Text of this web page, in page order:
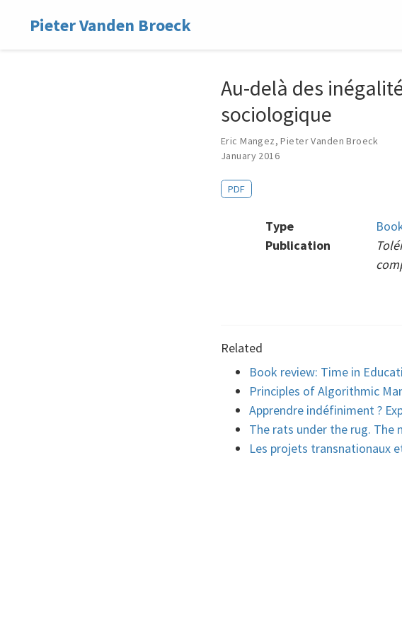
Pieter Vanden Broeck
Au-delà des
sociologique
Eric Mangez,Pieter Vanden Broeck
January 2016
PDF
Type
Publication
Related
Book review: Time in
Principles of Algorithmic
Apprendre indéfiniment ?
The rats under the rug.
Les projets transnationaux